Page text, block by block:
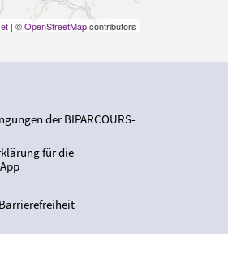
| ©OpenStreetMapcontributors
der BIPARCOURS-
für die